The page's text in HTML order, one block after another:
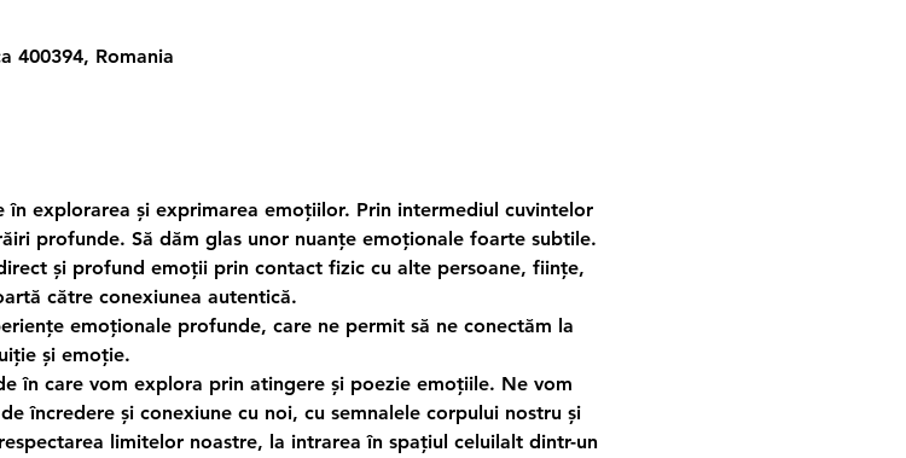
400394, Romania
în explorarea și exprimarea emoțiilor. Prin intermediul cuvintelor
profunde. Să dăm glas unor nuanțe emoționale foarte subtile.
și profund emoții prin contact fizic cu alte persoane, ființe,
către conexiunea autentică.
emoționale profunde, care ne permit să ne conectăm la
și emoție.
în care vom explora prin atingere și poezie emoțiile. Ne vom
încredere și conexiune cu noi, cu semnalele corpului nostru și
limitelor noastre, la intrarea în spațiul celuilalt dintr-un